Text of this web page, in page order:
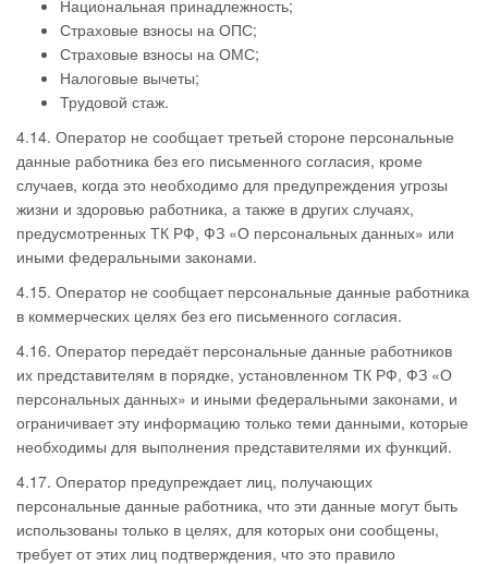
Национальная принадлежность;
Страховые взносы на ОПС;
Страховые взносы на ОМС;
Налоговые вычеты;
Трудовой стаж.
4.14. Оператор не сообщает третьей стороне персональные
данные работника без его письменного согласия, кроме
случаев, когда это необходимо для предупреждения угрозы
жизни и здоровью работника, а также в других случаях,
предусмотренных ТК РФ, ФЗ «О персональных данных» или
иными федеральными законами.
4.15. Оператор не сообщает персональные данные работника
в коммерческих целях без его письменного согласия.
4.16. Оператор передаёт персональные данные работников
их представителям в порядке, установленном ТК РФ, ФЗ «О
персональных данных» и иными федеральными законами, и
ограничивает эту информацию только теми данными, которые
необходимы для выполнения представителями их функций.
4.17. Оператор предупреждает лиц, получающих
персональные данные работника, что эти данные могут быть
использованы только в целях, для которых они сообщены,
требует от этих лиц подтверждения, что это правило